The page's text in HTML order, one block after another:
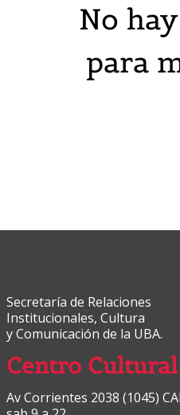
No
para
Secretaría de Relaciones
Institucionales, Cultura
y Comunicación de la UBA.
Centro Cultural
Av Corrientes 2038 (1045)